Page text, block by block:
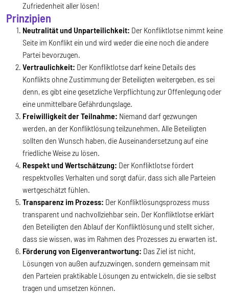
Zufriedenheit aller lösen!
Prinzipien
Neutralität und Unparteilichkeit: Der Konfliktlotse nimmt keine
Seite im Konflikt ein und wird weder die eine noch die andere
Partei bevorzugen.
Vertraulichkeit: Der Konfliktlotse darf keine Details des
Konflikts ohne Zustimmung der Beteiligten weitergeben, es sei
denn, es gibt eine gesetzliche Verpflichtung zur Offenlegung oder
eine unmittelbare Gefährdungslage.
Freiwilligkeit der Teilnahme: Niemand darf gezwungen
werden, an der Konfliktlösung teilzunehmen. Alle Beteiligten
sollten den Wunsch haben, die Auseinandersetzung auf eine
friedliche Weise zu lösen.
Respekt und Wertschätzung: Der Konfliktlotse fördert
respektvolles Verhalten und sorgt dafür, dass sich alle Parteien
wertgeschätzt fühlen.
Transparenz im Prozess: Der Konfliktlösungsprozess muss
transparent und nachvollziehbar sein. Der Konfliktlotse erklärt
den Beteiligten den Ablauf der Konfliktlösung und stellt sicher,
dass sie wissen, was im Rahmen des Prozesses zu erwarten ist.
Förderung von Eigenverantwortung: Das Ziel ist nicht,
Lösungen von außen aufzuzwingen, sondern gemeinsam mit
den Parteien praktikable Lösungen zu entwickeln, die sie selbst
tragen und umsetzen können.